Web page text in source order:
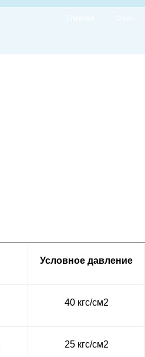
Условное давление
40 кгс/см2
25 кгс/см2